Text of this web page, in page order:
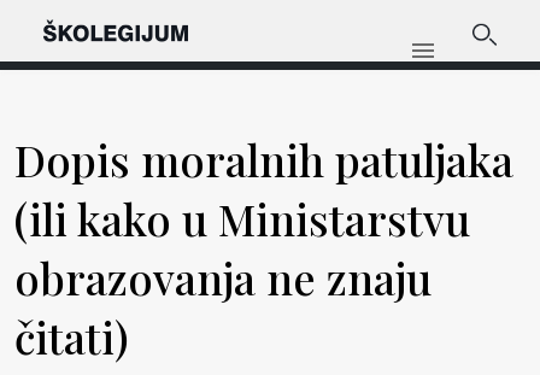
Dopis moralnih patuljaka
(ili kako u Ministarstvu
obrazovanja ne znaju
čitati)